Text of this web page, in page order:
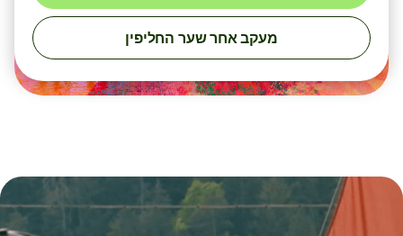
מעקב אחר שער החליפין